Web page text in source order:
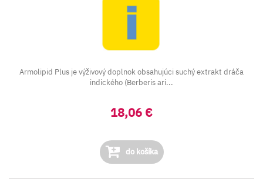
Armolipid Plus je výživový doplnok obsahujúci suchý extrakt dráča
indického (Berberis ari...
18,06 €
do košíka